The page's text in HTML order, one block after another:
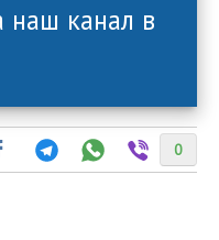
наш канал в
0